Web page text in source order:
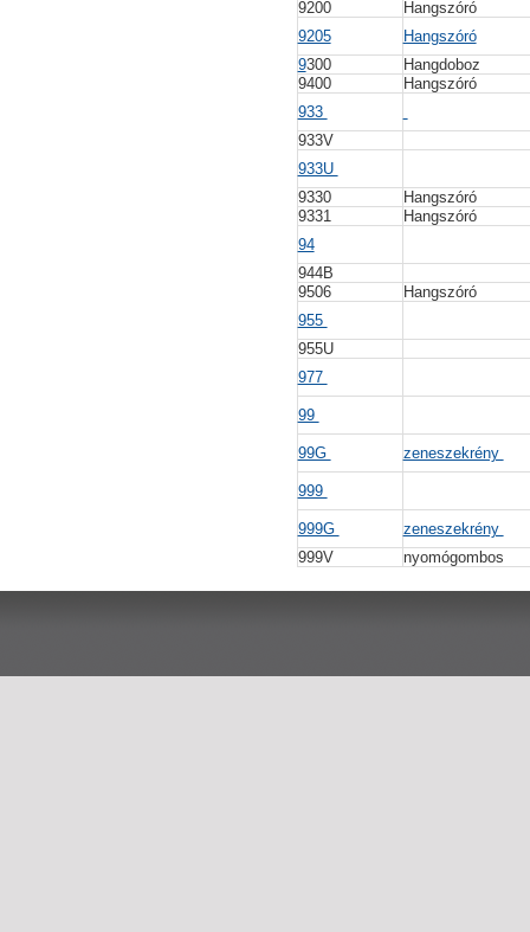
9200
Hangszóró
9205
Hangszóró
9300
Hangdoboz
9400
Hangszóró
933
933V
933U
9330
Hangszóró
9331
Hangszóró
94
944B
9506
Hangszóró
955
955U
977
99
99G zeneszekrény
999
999G
zeneszekrény
999V
nyomógombos